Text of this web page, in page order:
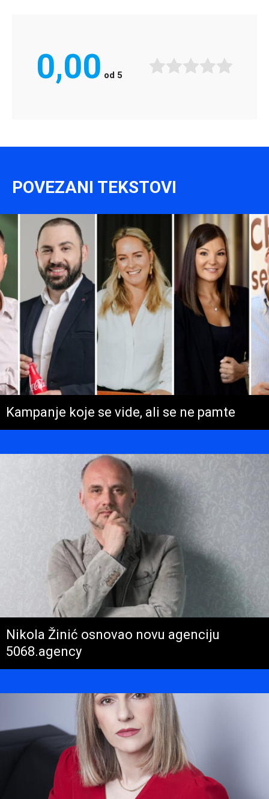
0,00 od 5
POVEZANI TEKSTOVI
Kampanje koje se vide, ali se ne pamte
Nikola Žinić osnovao novu agenciju
5068.agency